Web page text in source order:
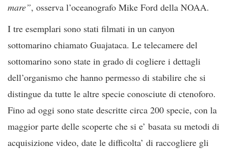
mare”, osserva l’oceanografo Mike Ford della NOAA.
I tre esemplari sono stati filmati in un canyon
sottomarino chiamato Guajataca. Le telecamere del
sottomarino sono state in grado di cogliere i dettagli
dell’organismo che hanno permesso di stabilire che si
distingue da tutte le altre specie conosciute di ctenoforo.
Fino ad oggi sono state descritte circa 200 specie, con la
maggior parte delle scoperte che si e’ basata su metodi di
acquisizione video, date le difficolta’ di raccogliere gli